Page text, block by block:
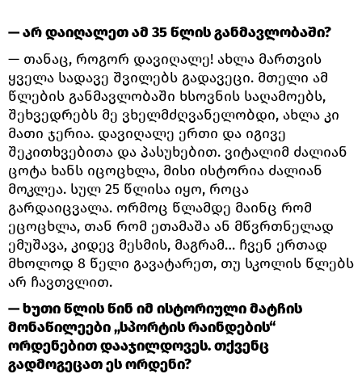
— არ დაიღალეთ ამ 35 წლის განმავლობაში?
— თანაც, როგორ დავიღალე! ახლა მართვის
ყველა სადავე შვილებს გადავეცი. მთელი ამ
წლების განმავლობაში ხსოვნის საღამოებს,
შეხვედრებს მე ვხელმძღვანელობდი, ახლა კი
მათი ჯერია. დავიღალე ერთი და იგივე
შეკითხვებითა და პასუხებით. ვიტალიმ ძალიან
ცოტა ხანს იცოცხლა, მისი ისტორია ძალიან
მოკლეა. სულ 25 წლისა იყო, როცა
გარდაიცვალა. ორმოც წლამდე მაინც რომ
ეცოცხლა, თან რომ ეთამაშა ან მწვრთნელად
ემუშავა, კიდევ მესმის, მაგრამ… ჩვენ ერთად
მხოლოდ 8 წელი გავატარეთ, თუ სკოლის წლებს
არ ჩავთვლით.
— ხუთი წლის წინ იმ ისტორიული მატჩის
მონაწილეები „სპორტის რაინდების“
ორდენებით დააჯილდოვეს. თქვენც
გადმოგეცათ ეს ორდენი?